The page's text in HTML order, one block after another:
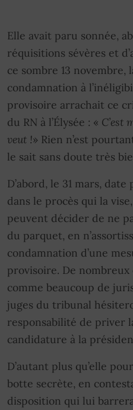
Elle avait paru sonnée,
réquisitions sévères et
ce sombre 13 novembre,
condamnation à
provisoire arrachait ce
du RN à l’Élysée : « C’est
veut !» Rien n’est
le sait sans doute très
D’abord, le 31 mars,
dans le procès qui la
peuvent décider de ne
du parquet, en
condamnation d’une
provisoire. De
comme beaucoup de
juges du tribunal
responsabilité de priver
candidature à la
D’autant plus qu’elle
botte secrète, en
disposition qui lui